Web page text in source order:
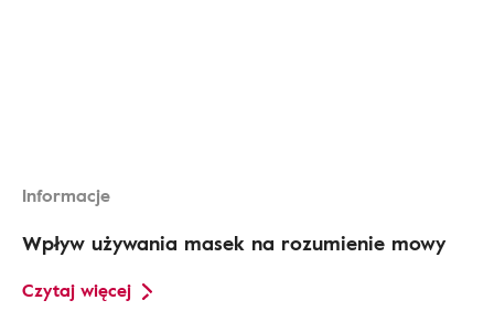
Informacje
Wpływ używania masek na rozumienie mowy
Czytaj więcej